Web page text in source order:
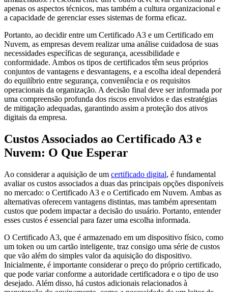
apenas os aspectos técnicos, mas também a cultura organizacional e
a capacidade de gerenciar esses sistemas de forma eficaz.
Portanto, ao decidir entre um Certificado A3 e um Certificado em
Nuvem, as empresas devem realizar uma análise cuidadosa de suas
necessidades específicas de segurança, acessibilidade e
conformidade. Ambos os tipos de certificados têm seus próprios
conjuntos de vantagens e desvantagens, e a escolha ideal dependerá
do equilíbrio entre segurança, conveniência e os requisitos
operacionais da organização. A decisão final deve ser informada por
uma compreensão profunda dos riscos envolvidos e das estratégias
de mitigação adequadas, garantindo assim a proteção dos ativos
digitais da empresa.
Custos Associados ao Certificado A3 e
Nuvem: O Que Esperar
Ao considerar a aquisição de um certificado digital, é fundamental
avaliar os custos associados a duas das principais opções disponíveis
no mercado: o Certificado A3 e o Certificado em Nuvem. Ambas as
alternativas oferecem vantagens distintas, mas também apresentam
custos que podem impactar a decisão do usuário. Portanto, entender
esses custos é essencial para fazer uma escolha informada.
O Certificado A3, que é armazenado em um dispositivo físico, como
um token ou um cartão inteligente, traz consigo uma série de custos
que vão além do simples valor da aquisição do dispositivo.
Inicialmente, é importante considerar o preço do próprio certificado,
que pode variar conforme a autoridade certificadora e o tipo de uso
desejado. Além disso, há custos adicionais relacionados à